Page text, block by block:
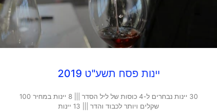
יינות פסח תשע"ט 2019
30 יינות נבחרים ל-4 כוסות של ליל הסדר ||| 8 יינות במחיר 100
שקלים ויותר לכבוד והדר ||| 13 יינות